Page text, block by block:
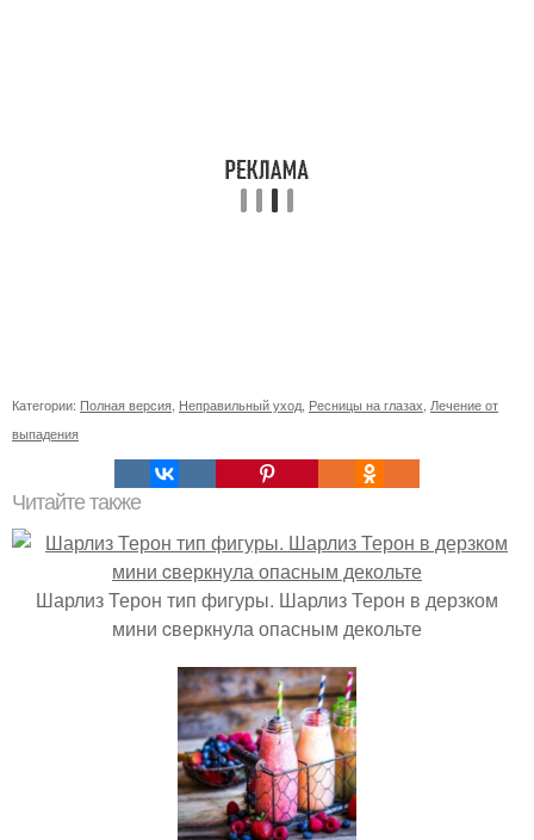
Категории: Полная версия Неправильный уход Ресницы на глазах Лечение от
выпадения
Читайте также
Шарлиз Терон тип фигуры. Шарлиз Терон в дерзком
мини cверкнула опасным декольте